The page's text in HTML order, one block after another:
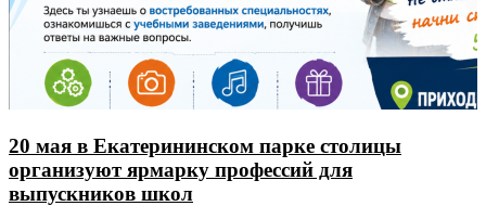
20 мая в Екатерининском парке столицы
организуют ярмарку профессий для
выпускников школ